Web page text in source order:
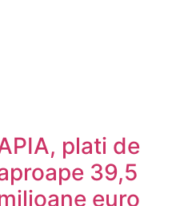
plati de
39,5
euro